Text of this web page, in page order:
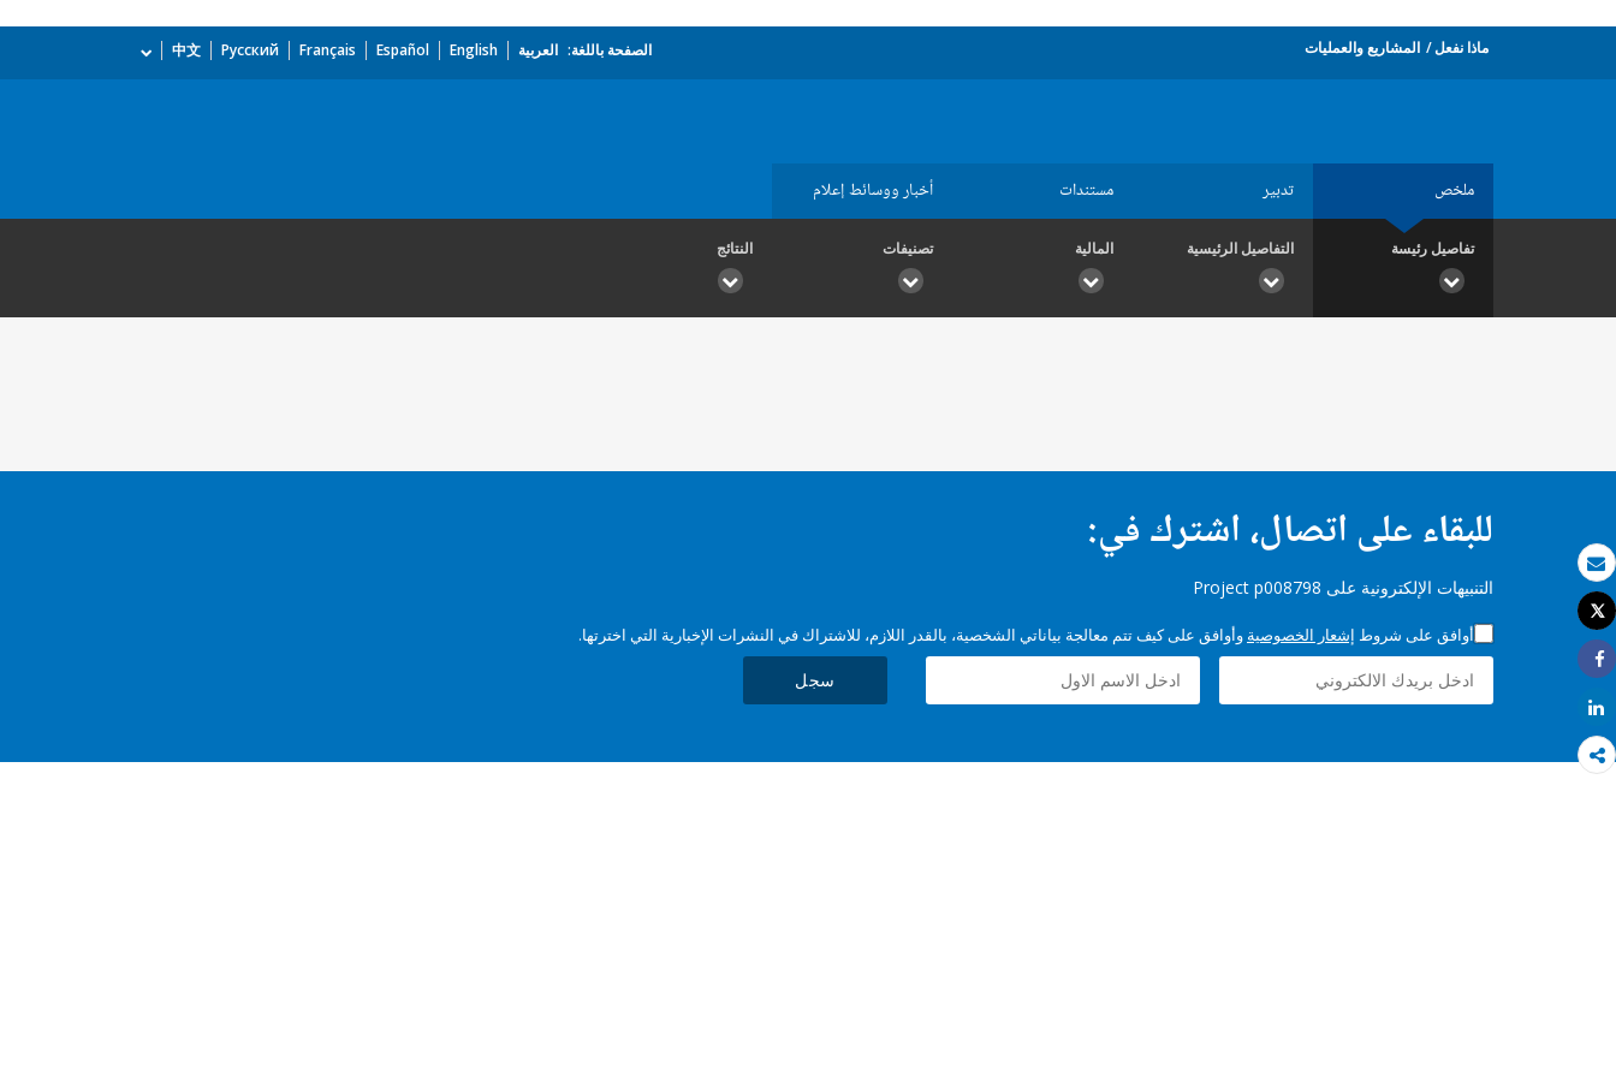
بريد الكتروني
طباعة
Tweet
Share
Share
ماذا نفعل المشاريع والعمليات الصفحة باللغة: العربية English
Español
Français
Русский
中文
ملخص تدبير مستندات أخبار ووسائط إعلام
تفاصيل رئيسة التفاصيل الرئيسية المالية تصنيفات النتائج
للبقاء على اتصال، اشترك في:
التنبيهات الإلكترونية على Project p008798
أوافق على شروط إشعار الخصوصية وأوافق على كيف تتم معالجة بياناتي الشخصية، بالقدر اللازم، للاشتراك في النشرات الإخبارية التي اخترتها.
سجل